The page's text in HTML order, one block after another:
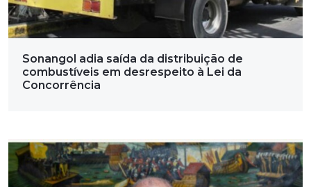
Sonangol adia saída da distribuição de
combustíveis em desrespeito à Lei da
Concorrência